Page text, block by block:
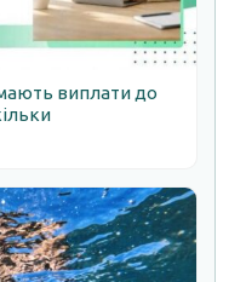
виплати до